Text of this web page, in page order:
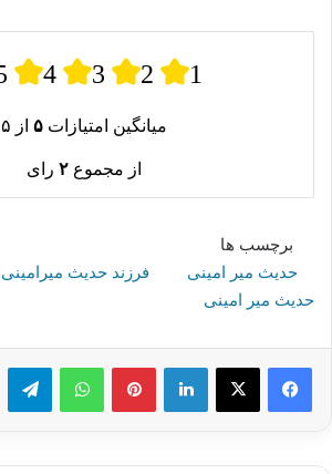
4 3 2 1
میانگین امتیازات ۵ از ۵
از مجموع ۲ رای
برچسب ها
حدیث میر امینی
فرزند حدیث میرامینی
حدیث میر امینی
لینکدین پینترستواتس آپ